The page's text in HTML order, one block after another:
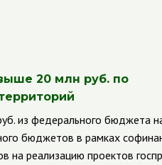
20 млн руб. по
из федерального бюджета
бюджетов в рамках
на реализацию проектов